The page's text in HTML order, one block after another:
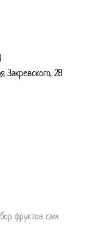
Закревского, 28
фруктов сам